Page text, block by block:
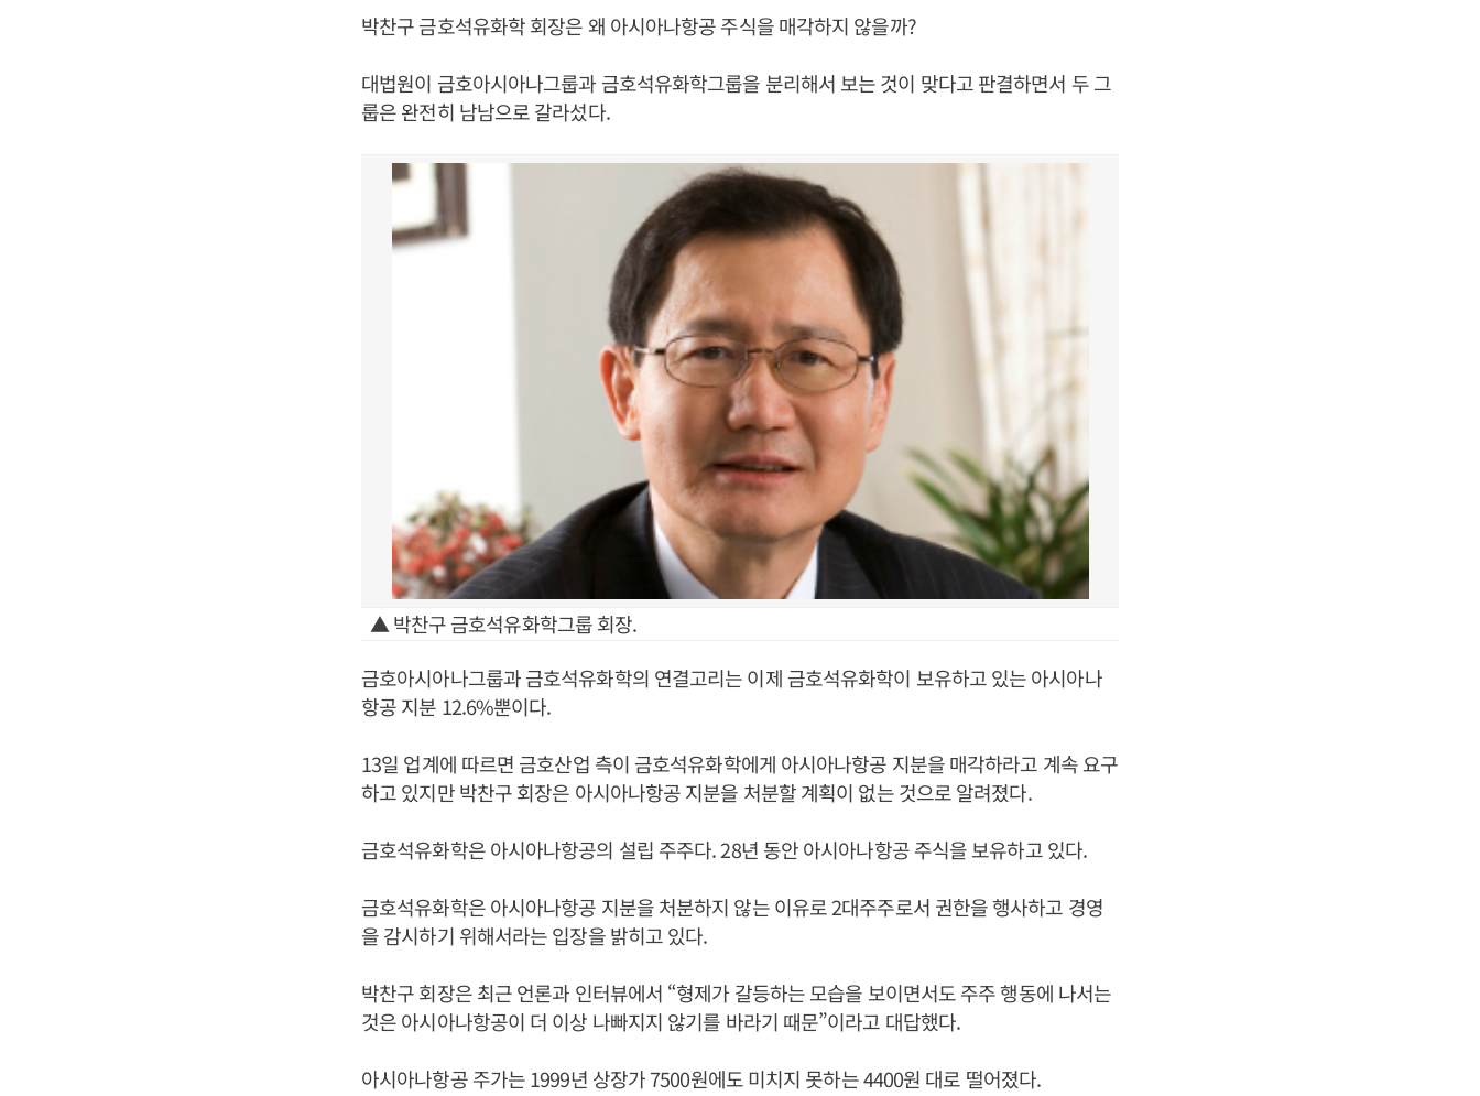
박찬구 금호석유화학 회장은 왜 아시아나항공 주식을 매각하지 않을까?
대법원이 금호아시아나그룹과 금호석유화학그룹을 분리해서 보는 것이 맞다고 판결하면서 두 그
룹은 완전히 남남으로 갈라섰다.
▲ 박찬구 금호석유화학그룹 회장.
금호아시아나그룹과 금호석유화학의 연결고리는 이제 금호석유화학이 보유하고 있는 아시아나
항공 지분 12.6%뿐이다.
13일 업계에 따르면 금호산업 측이 금호석유화학에게 아시아나항공 지분을 매각하라고 계속 요구
하고 있지만 박찬구 회장은 아시아나항공 지분을 처분할 계획이 없는 것으로 알려졌다.
금호석유화학은 아시아나항공의 설립 주주다. 28년 동안 아시아나항공 주식을 보유하고 있다.
금호석유화학은 아시아나항공 지분을 처분하지 않는 이유로 2대주주로서 권한을 행사하고 경영
을 감시하기 위해서라는 입장을 밝히고 있다.
박찬구 회장은 최근 언론과 인터뷰에서 “형제가 갈등하는 모습을 보이면서도 주주 행동에 나서는
것은 아시아나항공이 더 이상 나빠지지 않기를 바라기 때문”이라고 대답했다.
아시아나항공 주가는 1999년 상장가 7500원에도 미치지 못하는 4400원 대로 떨어졌다.